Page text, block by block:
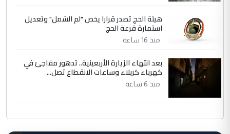
هيئة الحج تصدر قرارا يخص "لم الشمل" وتعديل
استمارة قرعة الحج
منذ 16 ساعة
بعد انتهاء الزيارة الأربعينية.. تدهور مفاجئ في
كهرباء كربلاء وساعات الانقطاع تصل...
منذ 6 ساعة